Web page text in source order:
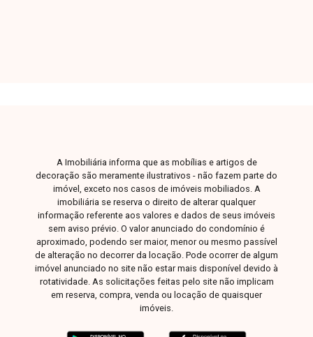
A Imobiliária informa que as mobílias e artigos de
decoração são meramente ilustrativos - não fazem parte do
imóvel, exceto nos casos de imóveis mobiliados. A
imobiliária se reserva o direito de alterar qualquer
informação referente aos valores e dados de seus imóveis
sem aviso prévio. O valor anunciado do condomínio é
aproximado, podendo ser maior, menor ou mesmo passível
de alteração no decorrer da locação. Pode ocorrer de algum
imóvel anunciado no site não estar mais disponível devido à
rotatividade. As solicitações feitas pelo site não implicam
em reserva, compra, venda ou locação de quaisquer
imóveis.